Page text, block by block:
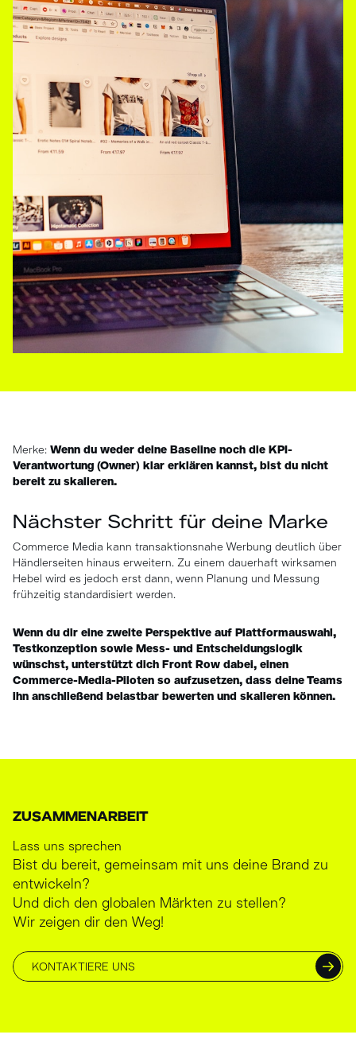
Merke: Wenn du weder deine Baseline noch die KPI-
Verantwortung (Owner) klar erklären kannst, bist du nicht
bereit zu skalieren.
Nächster Schritt für deine Marke
Commerce Media kann transaktionsnahe Werbung deutlich über
Händlerseiten hinaus erweitern. Zu einem dauerhaft wirksamen
Hebel wird es jedoch erst dann, wenn Planung und Messung
frühzeitig standardisiert werden.
Wenn du dir eine zweite Perspektive auf Plattformauswahl,
Testkonzeption sowie Mess- und Entscheidungslogik
wünschst, unterstützt dich Front Row dabei, einen
Commerce-Media-Piloten so aufzusetzen, dass deine Teams
ihn anschließend belastbar bewerten und skalieren können.
ZUSAMMENARBEIT
Lass uns sprechen
Bist du bereit, gemeinsam mit uns deine Brand zu
entwickeln?
Und dich den globalen Märkten zu stellen?
Wir zeigen dir den Weg!
KONTAKTIERE UNS